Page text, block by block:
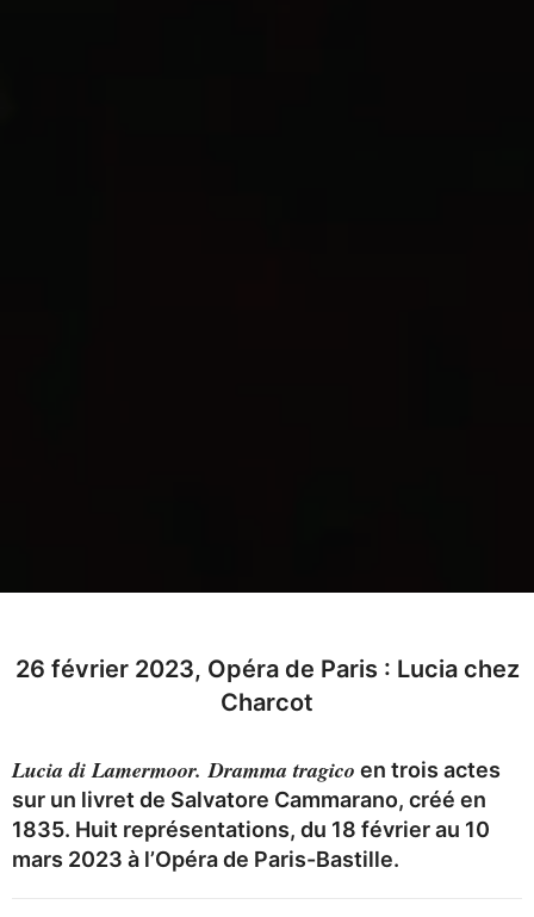
26 février 2023, Opéra de Paris : Lucia chez
Charcot
Lucia di Lamermoor.Dramma tragico en trois actes
sur un livret de Salvatore Cammarano, créé en
1835. Huit représentations, du 18 février au 10
mars 2023 à l’Opéra de Paris-Bastille.